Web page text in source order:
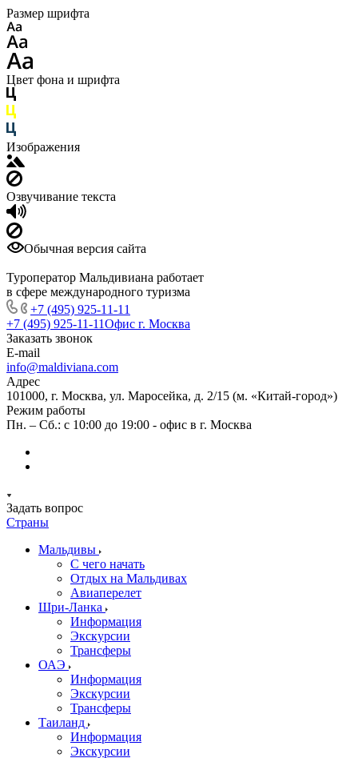
Размер шрифта
Цвет фона и шрифта
Изображения
Озвучивание текста
Обычная версия сайта
Туроператор Мальдивиана работает
в сфере международного туризма
+7 (495) 925-11-11
+7 (495) 925-11-11Офис г. Москва
Заказать звонок
E-mail
info@maldiviana.com
Адрес
101000, г. Москва, ул. Маросейка, д. 2/15 (м. «Китай-город»)
Режим работы
Пн. – Сб.: с 10:00 до 19:00 - офис в г. Москва
Задать вопрос
Страны
Мальдивы
С чего начать
Отдых на Мальдивах
Авиаперелет
Шри-Ланка
Информация
Экскурсии
Трансферы
ОАЭ
Информация
Экскурсии
Трансферы
Таиланд
Информация
Экскурсии